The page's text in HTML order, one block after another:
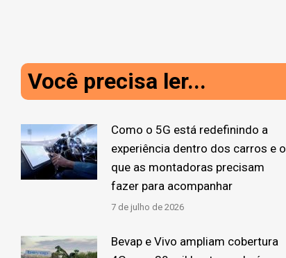
Você precisa ler...
Como o 5G está redefinindo a
experiência dentro dos carros e o
que as montadoras precisam
fazer para acompanhar
7 de julho de 2026
Bevap e Vivo ampliam cobertura